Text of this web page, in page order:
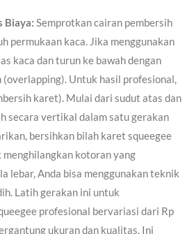
Biaya: Semprotkan cairan pembersih
permukaan kaca. Jika menggunakan
kaca dan turun ke bawah dengan
Untuk hasil profesional,
karet). Mulai dari sudut atas dan
secara vertikal dalam satu gerakan
bersihkan bilah karet squeegee
menghilangkan kotoran yang
lebar, Anda bisa menggunakan teknik
Latih gerakan ini untuk
profesional bervariasi dari Rp
ukuran dan kualitas. Ini